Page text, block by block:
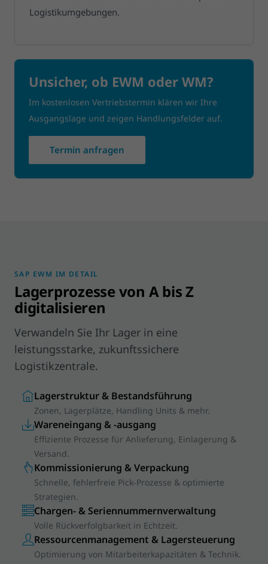
Logistikumgebungen.
Unsicher, ob EWM oder WM?
Im kostenlosen Vertriebstermin klären wir Ihre
Ausgangslage und zeigen Handlungsfelder auf.
Termin anfragen
SAP EWM IM DETAIL
Lagerprozesse von A bis Z
digitalisieren
Verwandeln Sie Ihr Lager in eine
leistungsstarke, zukunftssichere
Logistikzentrale.
Lagerstruktur & Bestandsführung
Zonen, Lagerplätze, Handling Units & mehr.
Wareneingang & -ausgang
Effiziente Prozesse für Anlieferung, Einlagerung &
Versand.
Kommissionierung & Verpackung
Schnelle, fehlerfreie Pick-Prozesse & optimierte
Strategien.
Chargen- & Seriennummernverwaltung
Volle Rückverfolgbarkeit in Echtzeit.
Ressourcenmanagement & Lagersteuerung
Optimierung von Mitarbeiterkapazitäten & Technik.